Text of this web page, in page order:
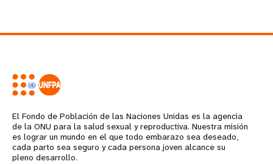
El Fondo de Población de las Naciones Unidas es la agencia
de la ONU para la salud sexual y reproductiva. Nuestra misión
es lograr un mundo en el que todo embarazo sea deseado,
cada parto sea seguro y cada persona joven alcance su
pleno desarrollo.